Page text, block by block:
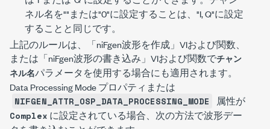
ネル名を""または"0"に設定することは、 "I, Q"に設定
することと同じです。
上記のルールは、「niFgen波形を作成」VIおよび関数、
または「niFgen波形の書き込み」VIおよび関数でチャン
ネル名パラメータを使用する場合にも適用されます。
Data Processing Mode プロパティまたは
NIFGEN_ATTR_OSP_DATA_PROCESSING_MODE
属性が
Complex に設定されている場合、次の方法で波形デー